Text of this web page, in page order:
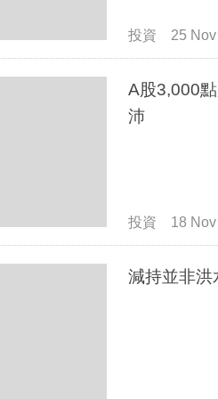
投資 25
A股3,000
沛
投資 18
減持並非洪